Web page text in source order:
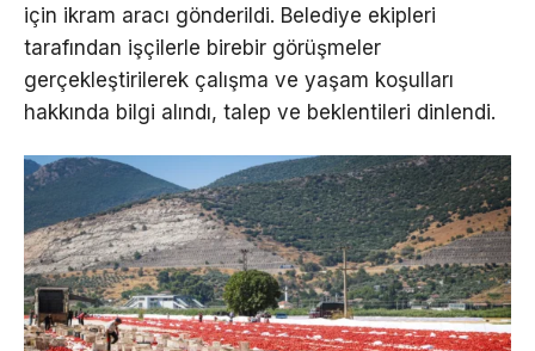
için ikram aracı gönderildi. Belediye ekipleri
tarafından işçilerle birebir görüşmeler
gerçekleştirilerek çalışma ve yaşam koşulları
hakkında bilgi alındı, talep ve beklentileri dinlendi.